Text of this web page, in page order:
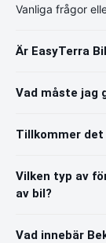
Vanliga frågor
Är EasyTerra
Vad måste jag
Tillkommer det
Vilken typ av
av bil?
Vad innebär